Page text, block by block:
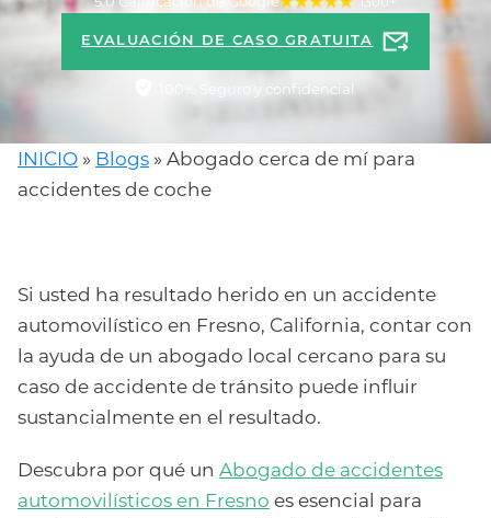
EVALUACIÓN DE CASO GRATUITA
100% Seguro y confidencial
INICIO » Blogs » Abogado cerca de mí para
accidentes de coche
Si usted ha resultado herido en un accidente
automovilístico en Fresno, California, contar con
la ayuda de un abogado local cercano para su
caso de accidente de tránsito puede influir
sustancialmente en el resultado.
Descubra por qué un Abogado de accidentes
automovilísticos en Fresno es esencial para